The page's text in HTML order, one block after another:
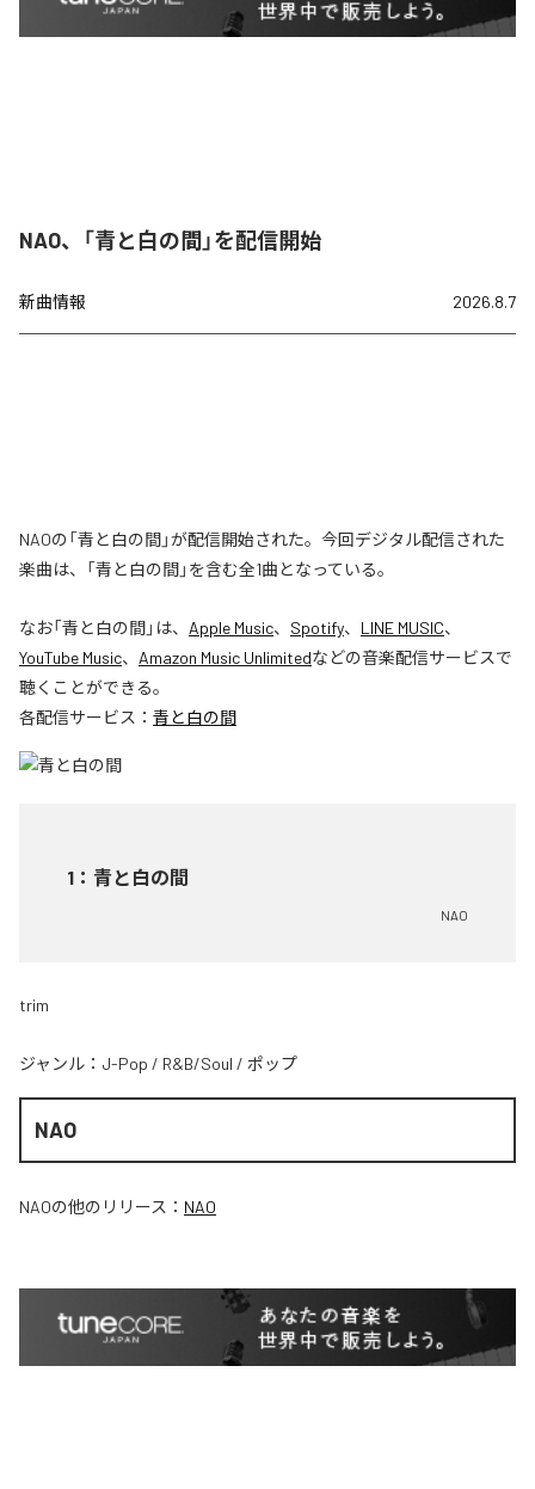
NAO、「青と白の間」を配信開始
新曲情報 2026.8.7
NAOの「青と白の間」が配信開始された。今回デジタル配信された
楽曲は、「青と白の間」を含む全1曲となっている。
なお「青と白の間」は、 Apple Music、 Spotify、 LINE MUSIC、
YouTube Music、 Amazon Music Unlimitedなどの音楽配信サービスで
聴くことができる。
各配信サービス： 青と白の間
1 ： 青と白の間
NAO
trim
ジャンル： J-Pop / R&B/Soul / ポップ
NAO
NAOの他のリリース： NAO